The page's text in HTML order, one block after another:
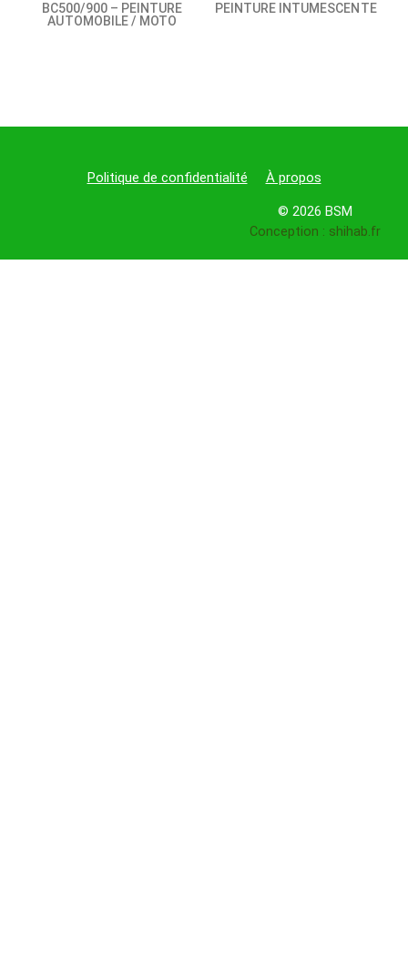
BC500/900 – PEINTURE
AUTOMOBILE / MOTO
PEINTURE INTUMESCENTE
Politique de confidentialité À propos
© 2026 BSM
Conception : shihab.fr